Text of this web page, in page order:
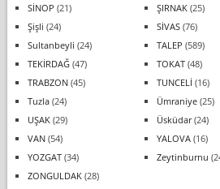
SİNOP (21) ŞIRNAK(25)
Şişli (24) SİVAS(76)
Sultanbeyli (24) TALEP (589)
TEKİRDAĞ(47) TOKAT(48)
TRABZON(45) TUNCELİ (16)
Tuzla(24) Ümraniye(25)
UŞAK(29) Üsküdar(24)
VAN(54) YALOVA(16)
YOZGAT(34) Zeytinburnu
ZONGULDAK(28)